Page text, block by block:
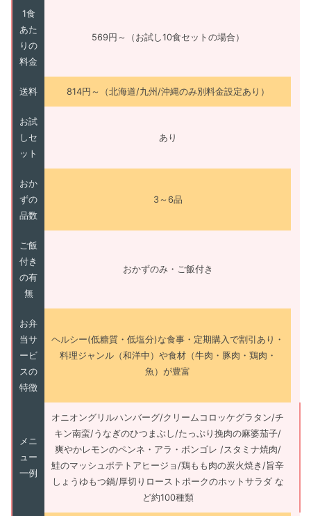
1食
あた
りの
料金
569円～（お試し10食セットの場合）
送料 814円～（北海道/九州/沖縄のみ別料金設定あり）
お試
しセ
ット
あり
おか
ずの
品数
3～6品
ご飯
付き
の有
無
おかずのみ・ご飯付き
お弁
当サ
ービ
スの
特徴
ヘルシー(低糖質・低塩分)な食事・定期購入で割引あり・
料理ジャンル（和洋中）や食材（牛肉・豚肉・鶏肉・
魚）が豊富
メニ
ュー
一例
オニオングリルハンバーグ/クリームコロッケグラタン/チ
キン南蛮/うなぎのひつまぶし/たっぷり挽肉の麻婆茄子/
爽やかレモンのペンネ・アラ・ボンゴレ /スタミナ焼肉/
鮭のマッシュポテトアヒージョ/鶏もも肉の炭火焼き/旨辛
しょうゆもつ鍋/厚切りローストポークのホットサラダ な
ど約100種類